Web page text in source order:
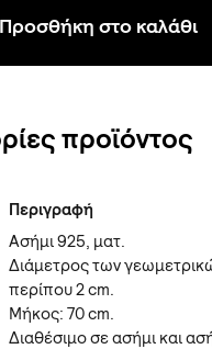
Προσθήκη στο καλάθι
προϊόντος
Περιγραφή
Ασήμι 925, ματ.
Διάμετρος των
περίπου 2 cm.
Μήκος: 70 cm.
Διαθέσιμο σε ασήμι και